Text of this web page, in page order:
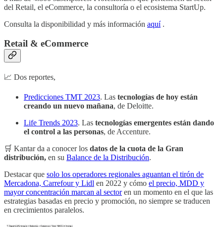
del Retail, el eCommerce, la consultoría o el ecosistema StartUp.
Consulta la disponibilidad y más información aquí.
Retail & eCommerce
📈 Dos reportes,
Predicciones TMT 2023. Las tecnologías de hoy están
creando un nuevo mañana, de Deloitte.
Life Trends 2023. Las tecnologías emergentes están dando
el control a las personas, de Accenture.
🛒 Kantar da a conocer los datos de la cuota de la Gran
distribución, en su Balance de la Distribución.
Destacar que solo los operadores regionales aguantan el tirón de
Mercadona, Carrefour y Lidl en 2022 y cómo el precio, MDD y
mayor concentración marcan al sectoren un momento en el que las
estrategias basadas en precio y promoción, no siempre se traducen
en crecimientos paralelos.